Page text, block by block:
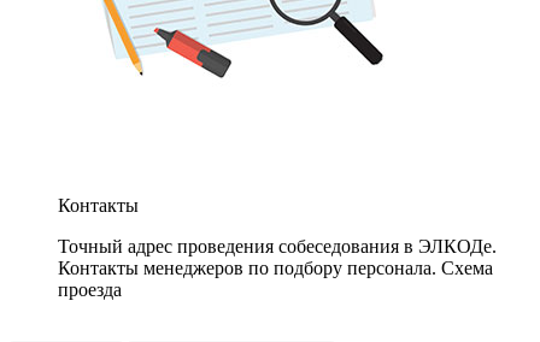
Контакты
Точный адрес проведения собеседования в ЭЛКОДе.
Контакты менеджеров по подбору персонала. Схема
проезда